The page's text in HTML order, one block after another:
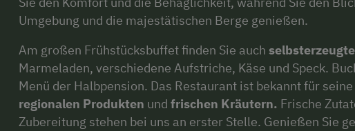
Umgebung und die majestätischen Berge genießen.
Am großen Frühstücksbuffet finden Sie auch
Marmeladen, verschiedene Aufstriche, Käse und Speck.
Menü der Halbpension. Das Restaurant ist bekannt für
regionalen Produkten und frischen Kräutern. Frische
Zubereitung stehen bei uns an erster Stelle. Genießen Sie